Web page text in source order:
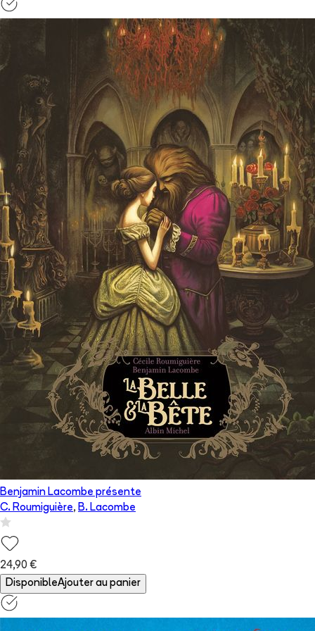
Benjamin Lacombe présente
C. Roumiguière, B. Lacombe
24,90 €
DisponibleAjouter au panier